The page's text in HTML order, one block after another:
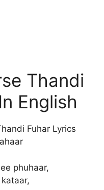
Thandi
English
Fuhar Lyrics
phuhaar,